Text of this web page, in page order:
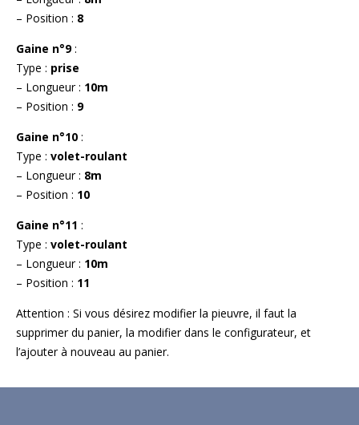
– Position : 8
Gaine n°9:
Type : prise
– Longueur : 10m
– Position : 9
Gaine n°10 :
Type : volet-roulant
– Longueur : 8m
– Position : 10
Gaine n°11 :
Type : volet-roulant
– Longueur : 10m
– Position : 11
Attention : Si vous désirez modifier la pieuvre, il faut la
supprimer du panier, la modifier dans le configurateur, et
l’ajouter à nouveau au panier.